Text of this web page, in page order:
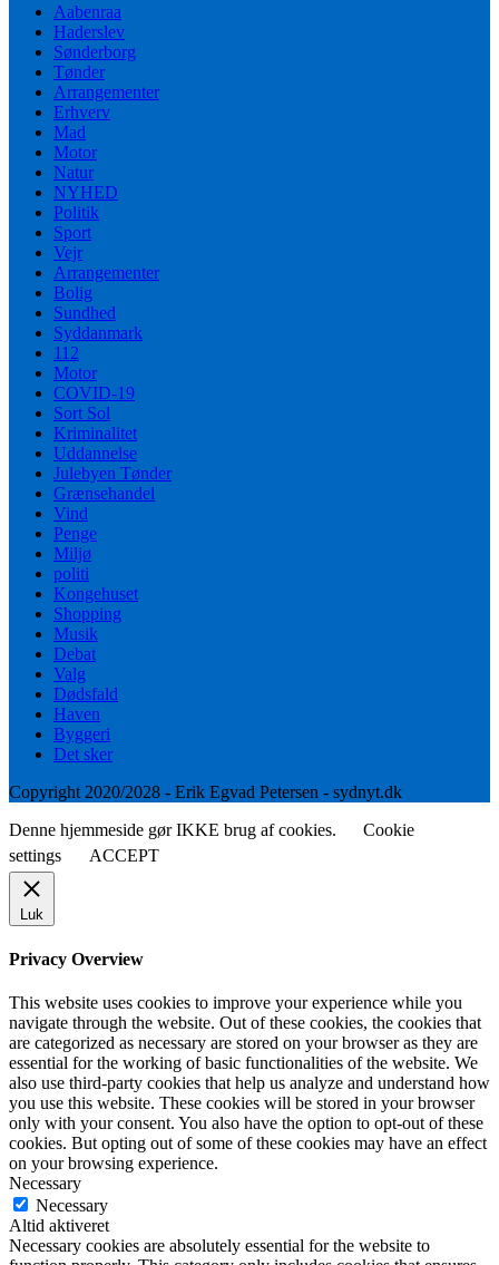
Aabenraa
Haderslev
Sønderborg
Tønder
Arrangementer
Erhverv
Mad
Motor
Natur
NYHED
Politik
Sport
Vejr
Arrangementer
Bolig
Sundhed
Syddanmark
112
Motor
COVID-19
Sort Sol
Kriminalitet
Uddannelse
Julebyen Tønder
Grænsehandel
Vind
Penge
Miljø
politi
Kongehuset
Shopping
Musik
Debat
Valg
Dødsfald
Haven
Byggeri
Det sker
Copyright 2020/2028 - Erik Egvad Petersen - sydnyt.dk
Denne hjemmeside gør IKKE brug af cookies.
Cookie
settings
ACCEPT
Luk
Privacy Overview
This website uses cookies to improve your experience while you
navigate through the website. Out of these cookies, the cookies that
are categorized as necessary are stored on your browser as they are
essential for the working of basic functionalities of the website. We
also use third-party cookies that help us analyze and understand how
you use this website. These cookies will be stored in your browser
only with your consent. You also have the option to opt-out of these
cookies. But opting out of some of these cookies may have an effect
on your browsing experience.
Necessary
Necessary
Altid aktiveret
Necessary cookies are absolutely essential for the website to